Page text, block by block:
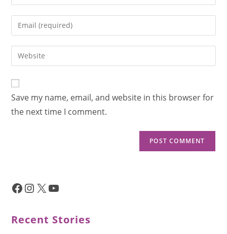
Save my name, email, and website in this browser for
the next time I comment.
Recent Stories